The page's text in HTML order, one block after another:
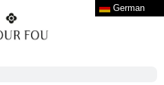
German